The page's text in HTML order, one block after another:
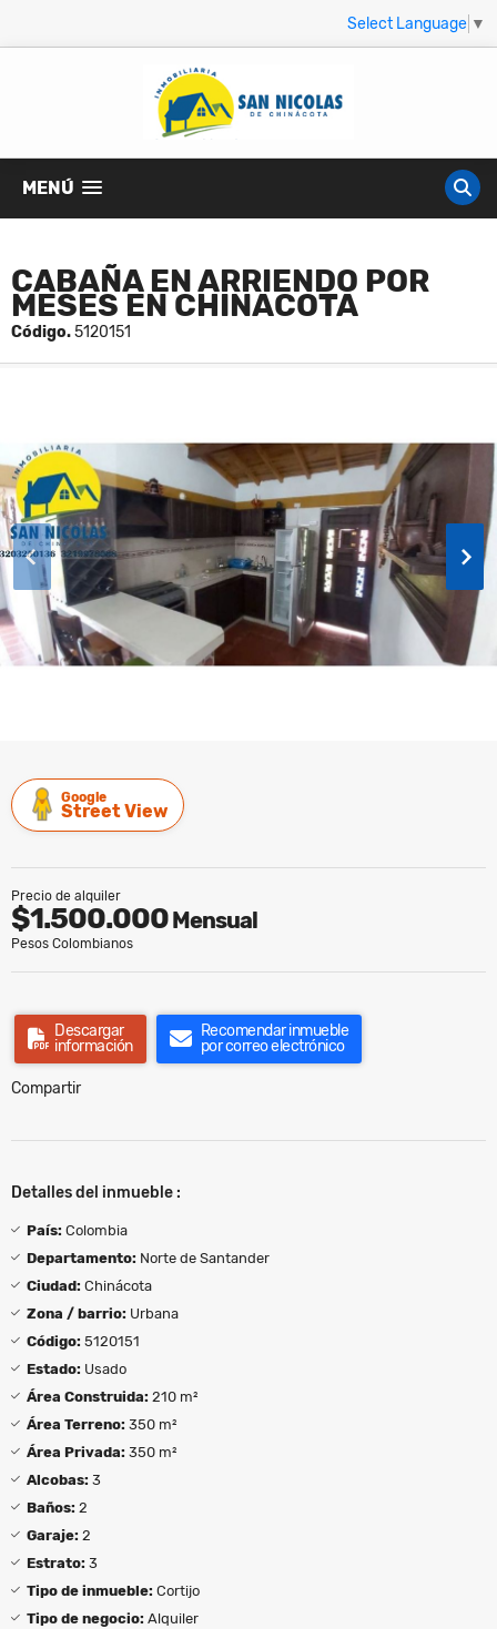
Select Language ▼
MENÚ
CABAÑA EN ARRIENDO POR
MESES EN CHINACOTA
Código.5120151
Google
Street View
Precio de alquiler
$1.500.000Mensual
Pesos Colombianos
Descargar
información
Recomendar inmueble
por correo electrónico
Compartir
Detalles del inmueble :
País: Colombia
Departamento: Norte de Santander
Ciudad: Chinácota
Zona / barrio: Urbana
Código: 5120151
Estado: Usado
Área Construida: 210 m²
Área Terreno: 350 m²
Área Privada: 350 m²
Alcobas: 3
Baños: 2
Garaje: 2
Estrato: 3
Tipo de inmueble: Cortijo
Tipo de negocio: Alquiler